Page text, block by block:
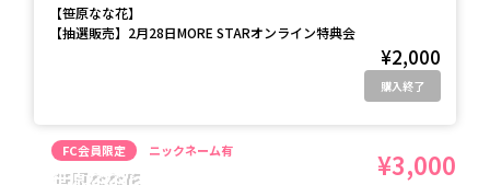
【笹原なな花】
【抽選販売】2月28日MORE STARオンライン特典会
¥2,000
購入終了
FC会員限定 ニックネーム有
笹原なな花 ¥3,000